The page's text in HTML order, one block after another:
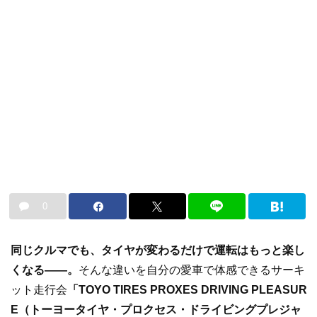
0
同じクルマでも、タイヤが変わるだけで運転はもっと楽し
くなる――。 そんな違いを自分の愛車で体感できるサーキ
ット走行会 「TOYO TIRES PROXES DRIVING PLEASUR
E（トーヨータイヤ・プロクセス・ドライビングプレジャ